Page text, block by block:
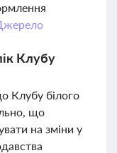
Клубу
Клубу білого
що
на зміни у